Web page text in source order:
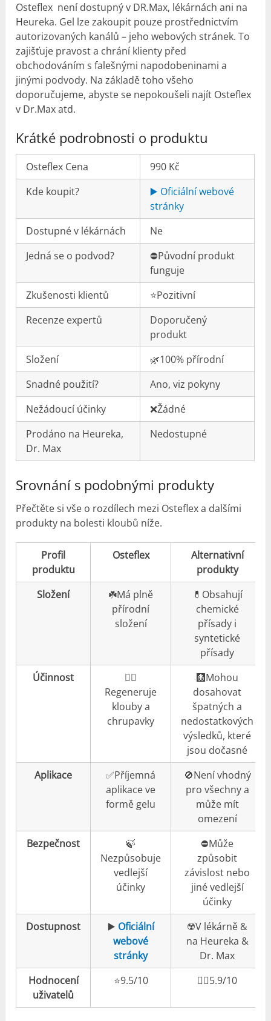
Osteflex není dostupný v DR.Max, lékárnách ani na
Heureka. Gel lze zakoupit pouze prostřednictvím
autorizovaných kanálů – jeho webových stránek. To
zajišťuje pravost a chrání klienty před
obchodováním s falešnými napodobeninami a
jinými podvody. Na základě toho všeho
doporučujeme, abyste se nepokoušeli najít Osteflex
v ​​Dr.Max atd.
Krátké podrobnosti o produktu
Osteflex Cena
990 Kč
Kde koupit?
▶️ Oficiální webové
stránky
Dostupné v lékárnách
Ne
Jedná se o podvod?
⛔️Původní produkt
funguje
Zkušenosti klientů
⭐️Pozitivní
Recenze expertů
Doporučený
produkt
Složení
🌿100% přírodní
Snadné použití?
Ano, viz pokyny
Nežádoucí účinky
❌Žádné
Prodáno na Heureka,
Dr. Max
Nedostupné
Srovnání s podobnými produkty
Přečtěte si vše o rozdílech mezi Osteflex a dalšími
produkty na bolesti kloubů níže.
Profil
produktu
Osteflex
Alternativní
produkty
Složení
☘️Má plně
přírodní
složení
💊Obsahují
chemické
přísady i
syntetické
přísady
Účinnost
👍🏼
Regeneruje
klouby a
chrupavky
🩻Mohou
dosahovat
špatných a
nedostatkových
výsledků, které
jsou dočasné
Aplikace
✅Příjemná
aplikace ve
formě gelu
🚫Není vhodný
pro všechny a
může mít
omezení
Bezpečnost
🍃
Nezpůsobuje
vedlejší
účinky
⛔️Může
způsobit
závislost nebo
jiné vedlejší
účinky
Dostupnost
▶️ Oficiální
webové
stránky
☢️V lékárně &
na Heureka &
Dr. Max
Hodnocení
uživatelů
⭐️9.5/10 👎🏼5.9/10